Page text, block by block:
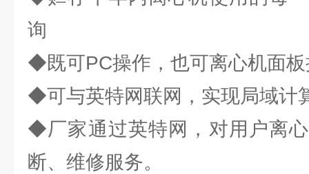
询
◆既可PC操作，也可离心机面
◆可与英特网联网，实现局域计
◆厂家通过英特网，对用户离
断、维修服务。